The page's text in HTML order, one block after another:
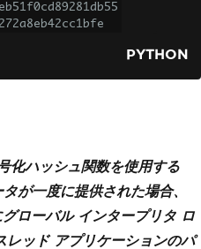
PYTHON
化ハッシュ関数を使用する
が一度に提供された場合、
ローバル インタープリタ ロ
ッド アプリケーションのパ